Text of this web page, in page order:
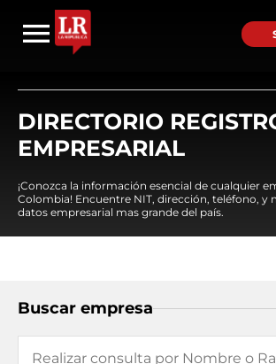
DIRECTORIO
EMPRESARIAL
¡Conozca la información esencial de cualquier
Colombia! Encuentre NIT, dirección, teléfono, y
datos empresarial mas grande del país.
Buscar empresa